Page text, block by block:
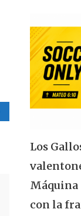
Los
Máquina
con la